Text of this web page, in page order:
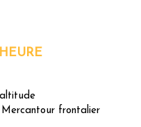
HEURE
Mercantour frontalier